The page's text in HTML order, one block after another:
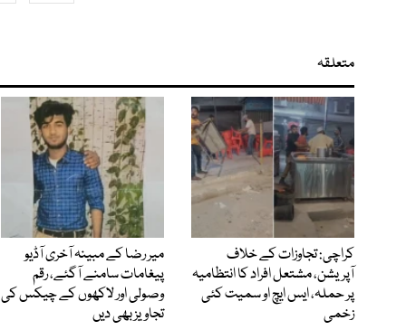
متعلقہ
کراچی: تجاوزات کے خلاف
آپریشن، مشتعل افراد کا انتظامیہ
پر حملہ، ایس ایچ او سمیت کئی
زخمی
میر رضا کے مبینہ آخری آڈیو
پیغامات سامنے آگئے، رقم
وصولی اور لاکھوں کے چیکس کی
تجاویز بھی دیں